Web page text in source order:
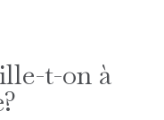
t-on à